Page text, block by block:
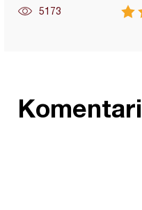
5173
Komentari